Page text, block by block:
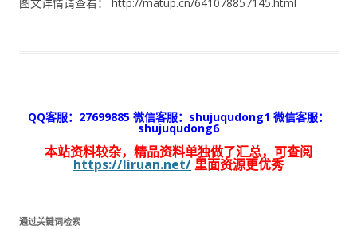
QQ客服：27699885 微信客服：shujuqudong1 微信客服：
shujuqudong6
本站资料较杂，精品资料单独做了汇总，可查阅
https://liruan.net/ 里面资源更优秀
通过关键词检索